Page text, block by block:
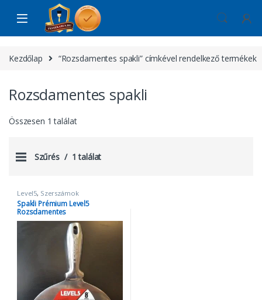
Skip to navigation
Skip to content
Kezdőlap “Rozsdamentes spakli” címkével rendelkező termékek
Rozsdamentes spakli
Összesen 1 találat
Szűrés 1 találat
Level5, Szerszámok
Spakli Prémium Level5
Rozsdamentes